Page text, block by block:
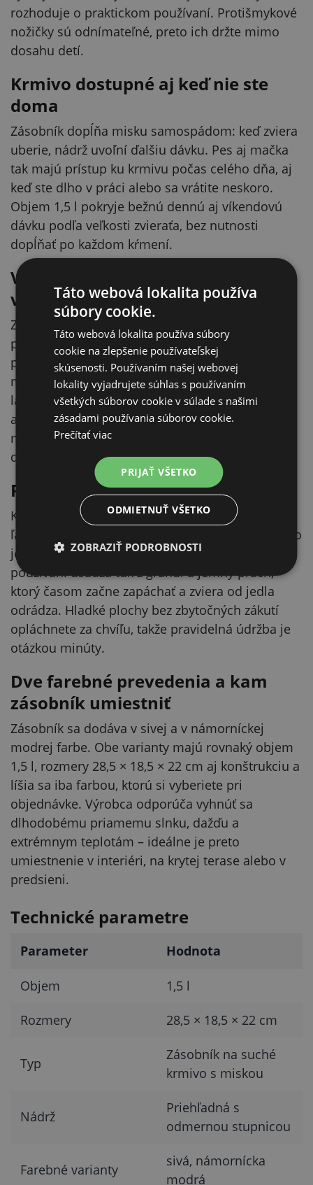
rozhoduje o praktickom používaní. Protišmykové
nožičky sú odnímateľné, preto ich držte mimo
dosahu detí.
Krmivo dostupné aj keď nie ste
doma
Zásobník dopĺňa misku samospádom: keď zviera
uberie, nádrž uvoľní ďalšiu dávku. Pes aj mačka
tak majú prístup ku krmivu počas celého dňa, aj
keď ste dlho v práci alebo sa vrátite neskoro.
Objem 1,5 l pokryje bežnú dennú aj víkendovú
dávku podľa veľkosti zvieraťa, bez nutnosti
dopĺňať po každom kŕmení.
Vysokohustotný polyetylén
vhodný na kontakt s potravinami
Zásobník je vyrobený z vysokohustotného
polyetylénu certifikovaného na kontakt s
potravinami. Materiál nenasáva pachy ani
mastnotu z granúl, neuvoľňuje do krmiva žiadne
látky a zvládne každodenné používanie bez toho,
aby krehol alebo sa deformoval. Práve pri
nádobe, v ktorej krmivo zostáva dlhší čas, je to
dôležitejšie než pri obyčajnej miske.
Rýchle a jednoduché čistenie
Konštrukcia je prispôsobená tak, aby sa dala
ľahko rozobrať a umyť. Pri zásobníkoch na krmivo
je to zásadné: v nádrži aj v miske sa pri dlhšom
používaní usádza tuk z granúl a jemný prach,
ktorý časom začne zapáchať a zviera od jedla
odrádza. Hladké plochy bez zbytočných zákutí
opláchnete za chvíľu, takže pravidelná údržba je
otázkou minúty.
Dve farebné prevedenia a kam
zásobník umiestniť
Zásobník sa dodáva v sivej a v námorníckej
modrej farbe. Obe varianty majú rovnaký objem
1,5 l, rozmery 28,5 × 18,5 × 22 cm aj konštrukciu a
líšia sa iba farbou, ktorú si vyberiete pri
objednávke. Výrobca odporúča vyhnúť sa
dlhodobému priamemu slnku, dažďu a
extrémnym teplotám – ideálne je preto
umiestnenie v interiéri, na krytej terase alebo v
predsieni.
Technické parametre
Parameter Hodnota
Objem 1,5 l
Rozmery 28,5 × 18,5 × 22 cm
Typ
Zásobník na suché
krmivo s miskou
Nádrž
Priehľadná s
odmernou stupnicou
Farebné varianty
sivá, námornícka
modrá
Táto webová lokalita používa
súbory cookie.
Táto webová lokalita používa súbory
cookie na zlepšenie používateľskej
skúsenosti. Používaním našej webovej
lokality vyjadrujete súhlas s používaním
všetkých súborov cookie v súlade s našimi
zásadami používania súborov cookie.
Prečítať viac
PRIJAŤ VŠETKO
ODMIETNUŤ VŠETKO
ZOBRAZIŤ PODROBNOSTI